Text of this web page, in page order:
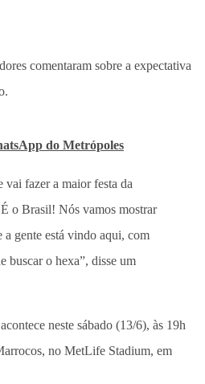
comentaram sobre a expectativa
do Metrópoles
vai fazer a maior festa da
o Brasil! Nós vamos mostrar
a gente está vindo aqui, com
buscar o hexa”, disse um
neste sábado (13/6), às 19h
no MetLife Stadium, em